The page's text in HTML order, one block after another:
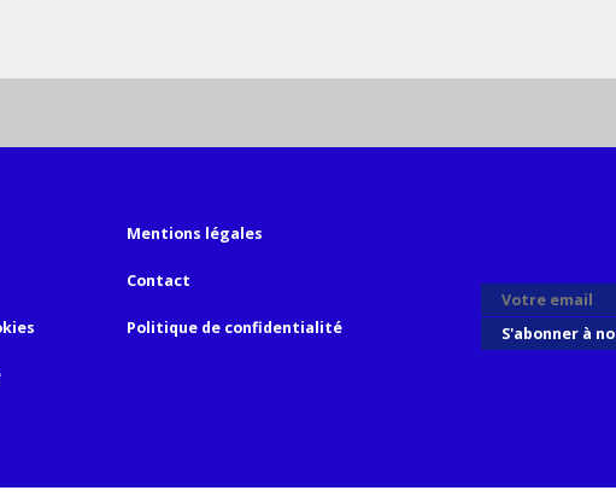
Mentions légales
Contact
Politique de confidentialité